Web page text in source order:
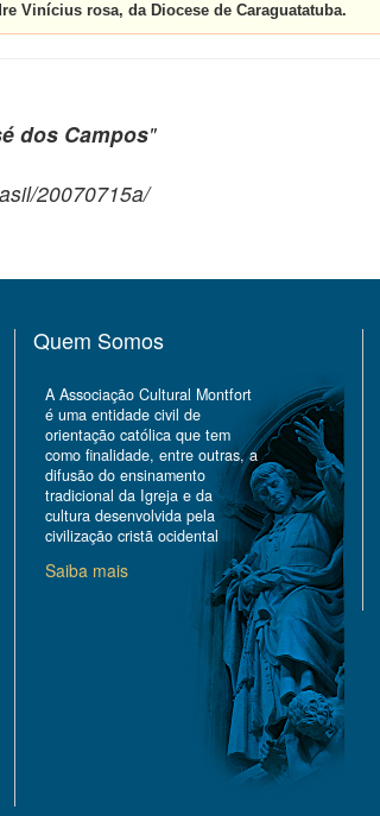
Vinícius rosa, da Diocese de Caraguatatuba.
dos Campos"
20070715a/
Quem Somos
A Associação Cultural Montfort
é uma entidade civil de
orientação católica que tem
como finalidade, entre outras, a
difusão do ensinamento
tradicional da Igreja e da
cultura desenvolvida pela
civilização cristã ocidental
Saiba mais